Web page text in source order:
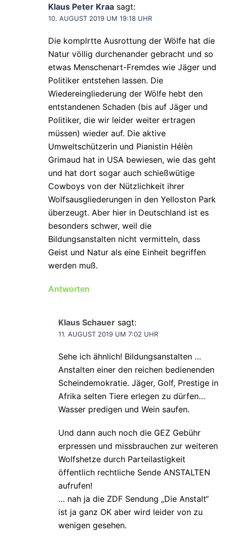
Klaus Peter Kraa sagt:
10. AUGUST 2019 UM 19:18 UHR
Die komplrtte Ausrottung der Wölfe hat die
Natur völlig durchenander gebracht und so
etwas Menschenart-Fremdes wie Jäger und
Politiker entstehen lassen. Die
Wiedereingliederung der Wölfe hebt den
entstandenen Schaden (bis auf Jäger und
Politiker, die wir leider weiter ertragen
müssen) wieder auf. Die aktive
Umweltschützerin und Pianistin Hélèn
Grimaud hat in USA bewiesen, wie das geht
und hat dort sogar auch schießwütige
Cowboys von der Nützlichkeit ihrer
Wolfsausgliederungen in den Yelloston Park
überzeugt. Aber hier in Deutschland ist es
besonders schwer, weil die
Bildungsanstalten nicht vermitteln, dass
Geist und Natur als eine Einheit begriffen
werden muß.
Antworten
Klaus Schauer sagt:
11. AUGUST 2019 UM 7:02 UHR
Sehe ich ähnlich! Bildungsanstalten …
Anstalten einer den reichen bedienenden
Scheindemokratie. Jäger, Golf, Prestige in
Afrika selten Tiere erlegen zu dürfen…
Wasser predigen und Wein saufen.
Und dann auch noch die GEZ Gebühr
erpressen und missbrauchen zur weiteren
Wolfshetze durch Parteilastigkeit
öffentlich rechtliche Sende ANSTALTEN
aufrufen!
… nah ja die ZDF Sendung „Die Anstalt“
ist ja ganz OK aber wird leider von zu
wenigen gesehen.